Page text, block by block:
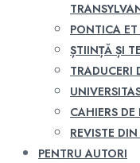
PONTICA
ȘTIINȚĂ ȘI
TRADUCERI
CAHIERS DE
REVISTE
PENTRU AUTORI